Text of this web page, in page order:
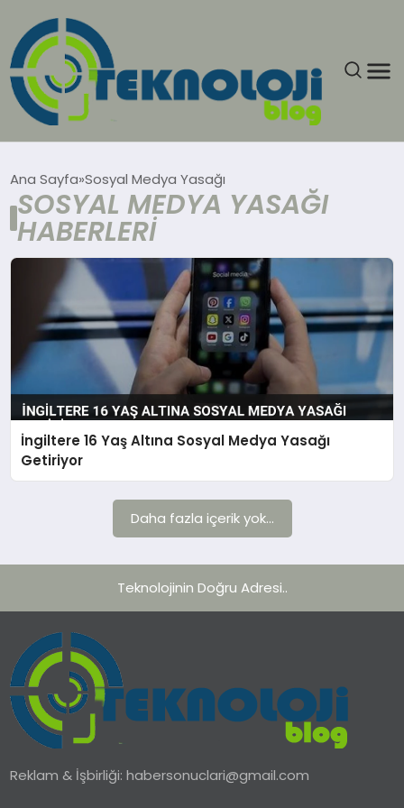
GÜNCEL
EĞITIM
EKONOMI
GENEL
GÜNDEM
TEKNOLOJI
Ana Sayfa Sosyal Medya Yasağı
SOSYAL MEDYA YASAĞI
HABERLERI
İngiltere 16 Yaş Altına Sosyal Medya Yasağı
Getiriyor
Daha fazla içerik yok...
Teknolojinin Doğru Adresi..
Reklam & İşbirliği:habersonuclari@gmail.com